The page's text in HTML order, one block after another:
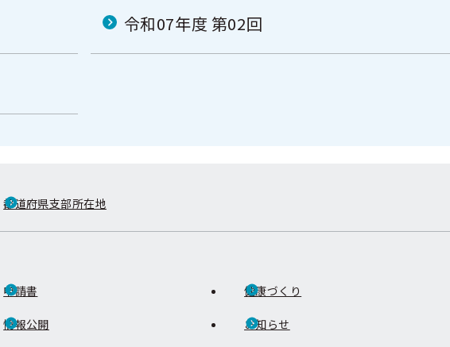
令和07年度 第02回
都道府県支部所在地
申請書 健康づくり
情報公開 お知らせ